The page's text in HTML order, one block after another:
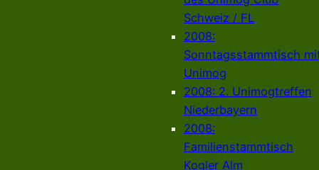
Schweiz / FL
2008:
Sonntagsstammtisch
Unimog
2008: 2. Unimogtreffen
Niederbayern
2008:
Familienstammtisch
Kogler Alm